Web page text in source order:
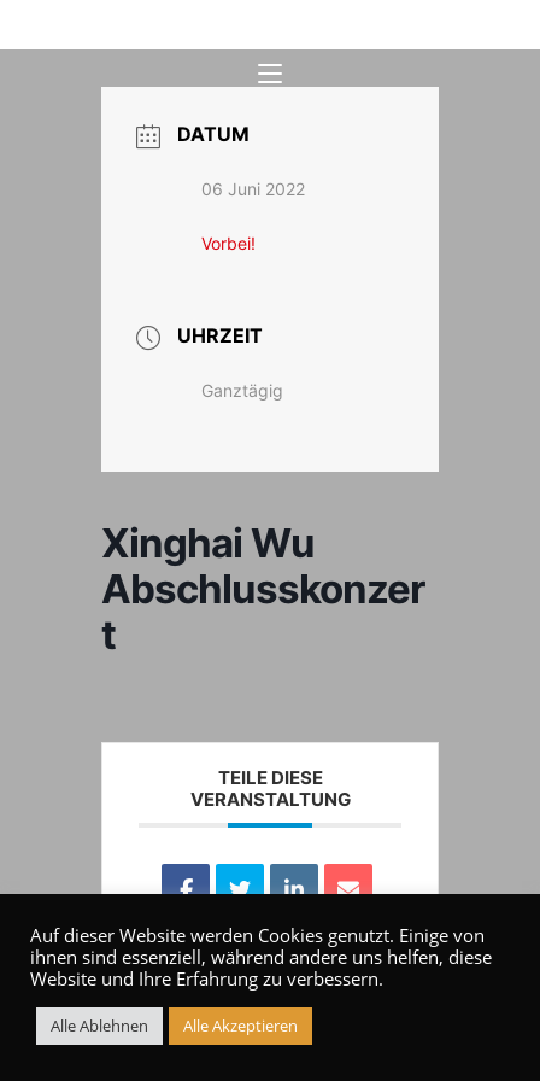
Inhalt
DATUM
06 Juni 2022
Vorbei!
UHRZEIT
Ganztägig
Xinghai Wu
Abschlusskonzer
t
TEILE DIESE
VERANSTALTUNG
Auf dieser Website werden Cookies genutzt. Einige von
ihnen sind essenziell, während andere uns helfen, diese
Website und Ihre Erfahrung zu verbessern.
Alle Ablehnen Alle Akzeptieren